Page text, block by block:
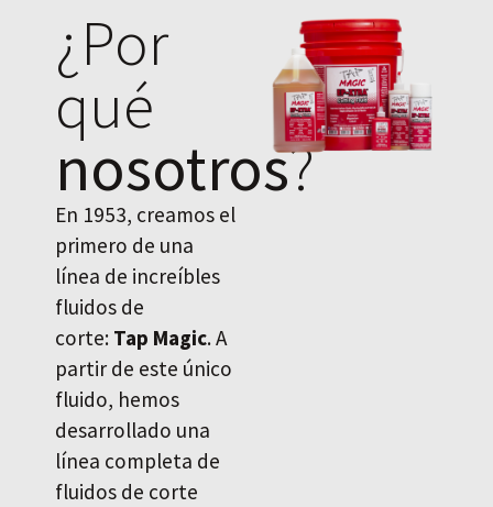
¿Por
qué
nosotros?
En 1953, creamos el
primero de una
línea de increíbles
fluidos de
corte: Tap Magic. A
partir de este único
fluido, hemos
desarrollado una
línea completa de
fluidos de corte